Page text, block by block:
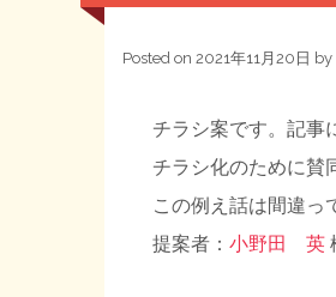
Posted on 2021年11月20日 by
チラシ案です。記事
チラシ化のために賛
この例え話は間違っ
提案者：小野田 英